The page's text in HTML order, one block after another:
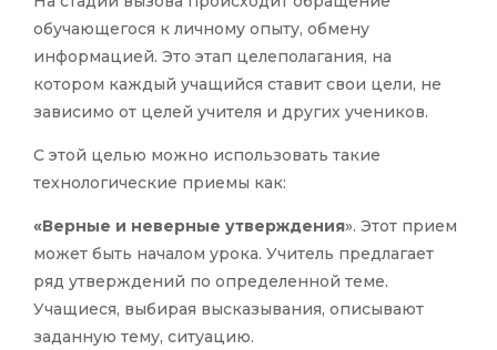
обучающегося к личному опыту, обмену
информацией. Это этап целеполагания, на
котором каждый учащийся ставит свои цели, не
зависимо от целей учителя и других учеников.
С этой целью можно использовать такие
технологические приемы как:
«Верные и неверные утверждения». Этот прием
может быть началом урока. Учитель предлагает
ряд утверждений по определенной теме.
Учащиеся, выбирая высказывания, описывают
заданную тему, ситуацию.